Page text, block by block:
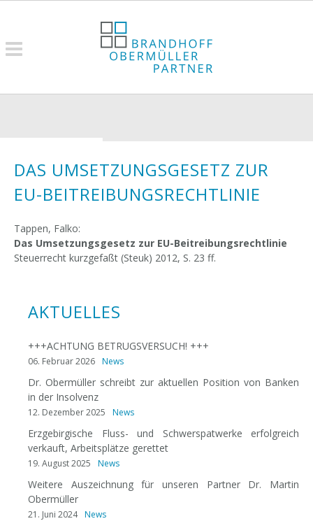
DAS UMSETZUNGSGESETZ ZUR
EU-BEITREIBUNGSRECHTLINIE
Tappen, Falko:
Das Umsetzungsgesetz zur EU-Beitreibungsrechtlinie
Steuerrecht kurzgefaßt (Steuk) 2012, S. 23 ff.
AKTUELLES
+++ACHTUNG BETRUGSVERSUCH! +++
06. Februar 2026 News
Dr. Obermüller schreibt zur aktuellen Position von Banken
in der Insolvenz
12. Dezember 2025 News
Erzgebirgische Fluss- und Schwerspatwerke erfolgreich
verkauft, Arbeitsplätze gerettet
19. August 2025 News
Weitere Auszeichnung für unseren Partner Dr. Martin
Obermüller
21. Juni 2024 News